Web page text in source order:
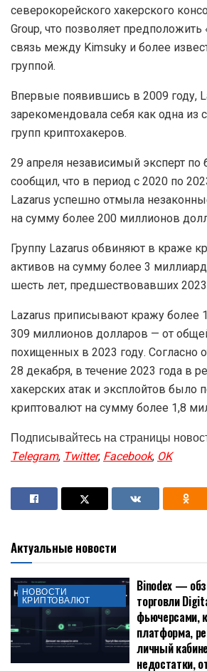
северокорейского хакерского
Group, что позволяет предположить
связь между Kimsuky и более
группой.
Впервые появившись в 2009 году,
зарекомендовала себя как одна из
групп криптохакеров.
29 апреля независимый эксперт по
сообщил, что в период с 2020 по
Lazarus успешно отмыла
на сумму более 200 миллионов
Группу Lazarus обвиняют в краже
активов на сумму более 3
шесть лет, предшествовавших 2023
Lazarus приписывают кражу более
309 миллионов долларов — от
похищенных в 2023 году. Согласно
28 декабря, в течение 2023 года в
хакерских атак и эксплойтов было
криптовалют на сумму более 1,8
Подписывайтесь на страницы
Telegram,Twitter,Facebook,OK
Актуальные новости
НОВОСТИ
КРИПТОВАЛЮТ
Binodex —
торговли
фьючерсами,
платформа,
личный
недостатки,